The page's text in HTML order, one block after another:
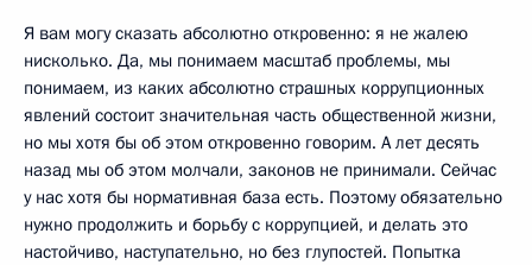
Я вам могу сказать абсолютно откровенно: я не жалею
нисколько. Да, мы понимаем масштаб проблемы, мы
понимаем, из каких абсолютно страшных коррупционных
явлений состоит значительная часть общественной жизни,
но мы хотя бы об этом откровенно говорим. А лет десять
назад мы об этом молчали, законов не принимали. Сейчас
у нас хотя бы нормативная база есть. Поэтому обязательно
нужно продолжить и борьбу с коррупцией, и делать это
настойчиво, наступательно, но без глупостей. Попытка